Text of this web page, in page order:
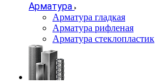
Арматура
Арматура гладкая
Арматура рифленая
Арматура стеклопластик